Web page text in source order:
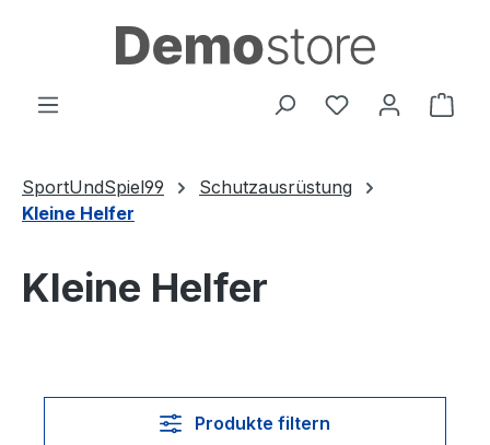
Zum Hauptinhalt springen
Du hast 0
SportUndSpiel99
Schutzausrüstung
Kleine Helfer
Kleine Helfer
Produkte filtern